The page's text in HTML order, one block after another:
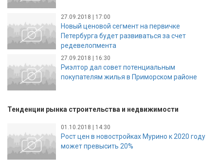
27.09.2018 | 17:00
Новый ценовой сегмент на первичке
Петербурга будет развиваться за счет
редевелопмента
27.09.2018 | 16:30
Риэлтор дал совет потенциальным
покупателям жилья в Приморском районе
Тенденции рынка строительства и недвижимости
01.10.2018 | 14:30
Рост цен в новостройках Мурино к 2020 году
может превысить 20%